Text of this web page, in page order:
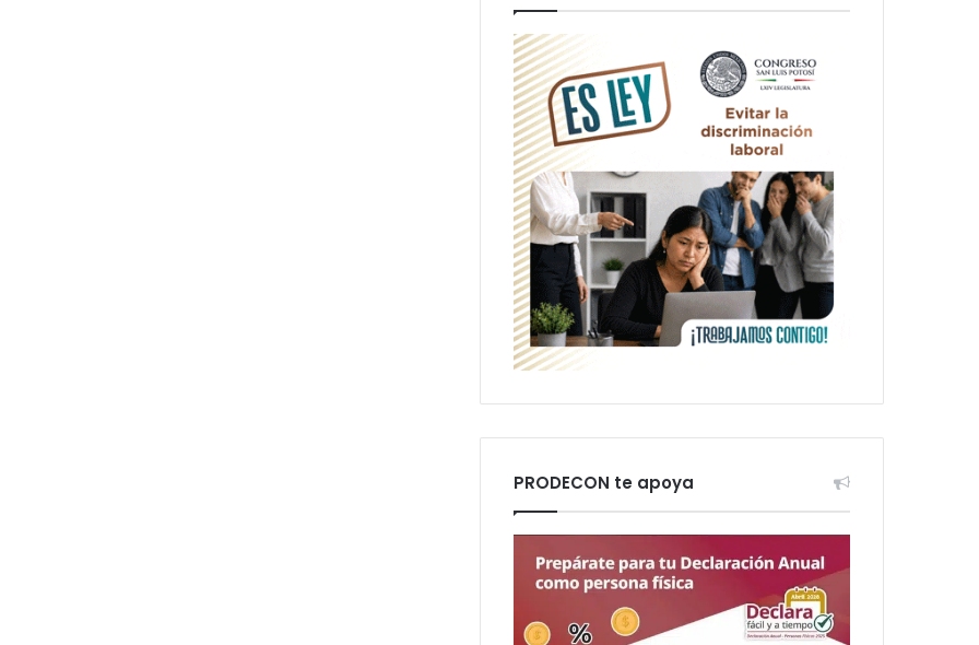
PRODECON te apoya